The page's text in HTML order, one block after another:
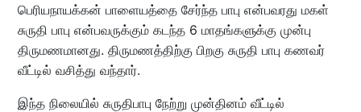
பெரியநாயக்கன் பாளையத்தை சேர்ந்த பாபு என்பவரது மகள்
சுருதி பாபு என்பவருக்கும் கடந்த 6 மாதங்களுக்கு முன்பு
திருமணமானது. திருமணத்திற்கு பிறகு சுருதி பாபு கணவர்
வீட்டில் வசித்து வந்தார்.
இந்த நிலையில் சுருதிபாபு நேற்று முன்தினம் வீட்டில்